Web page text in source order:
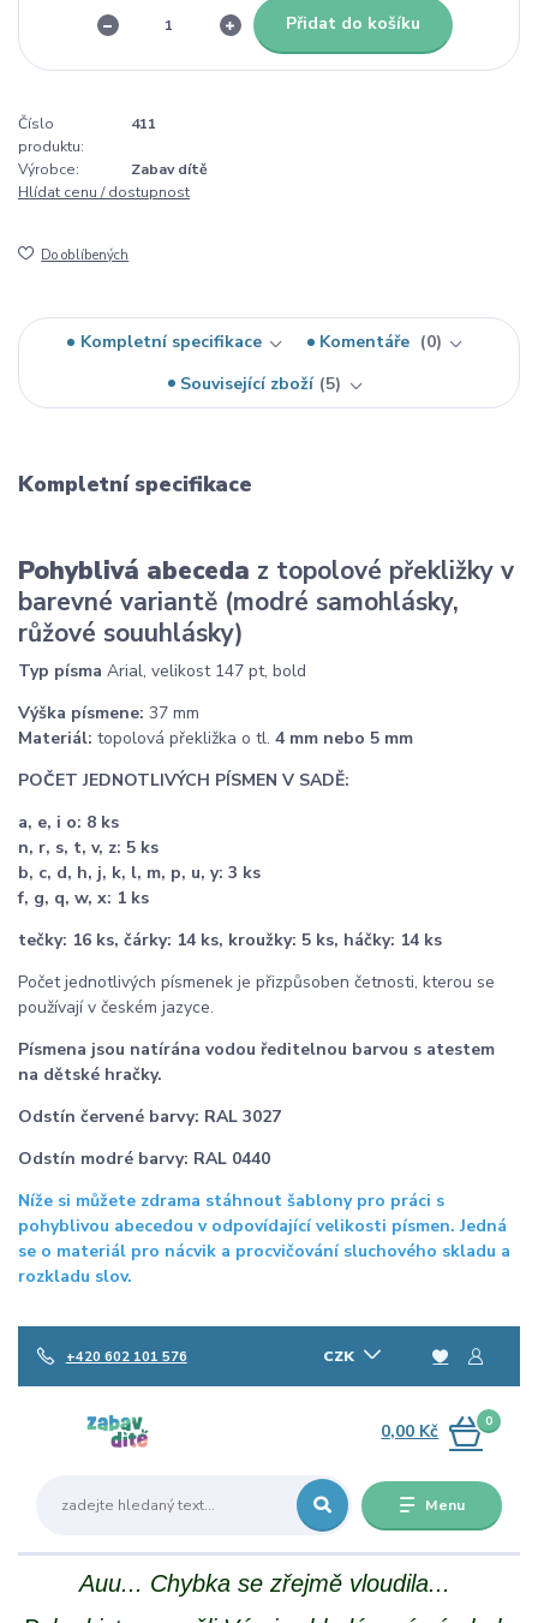
Přidat do košíku
Číslo
produktu:
411
Výrobce:
Zabav dítě
Hlídat cenu / dostupnost
Do oblíbených
Kompletní specifikace Komentáře
0
Související zboží 5
Kompletní specifikace
Pohyblivá abeceda z topolové překližky v
barevné variantě (modré samohlásky,
růžové souuhlásky)
Typ písma Arial, velikost 147 pt, bold
Výška písmene: 37 mm
Materiál: topolová překližka o tl. 4 mm nebo 5 mm
POČET JEDNOTLIVÝCH PÍSMEN V SADĚ:
a, e, i o: 8 ks
n, r, s, t, v, z: 5 ks
b, c, d, h, j, k, l, m, p, u, y: 3 ks
f, g, q, w, x: 1 ks
tečky: 16 ks, čárky: 14 ks, kroužky: 5 ks, háčky: 14 ks
Počet jednotlivých písmenek je přizpůsoben četnosti, kterou se
používají v českém jazyce.
Písmena jsou natírána vodou ředitelnou barvou s atestem
na dětské hračky.
Odstín červené barvy: RAL 3027
Odstín modré barvy: RAL 0440
Níže si můžete zdrama stáhnout šablony pro práci s
pohyblivou abecedou v odpovídající velikosti písmen. Jedná
se o materiál pro nácvik a procvičování sluchového skladu a
rozkladu slov.
Menu
CZK
+420 602 101 576
0
0,00 Kč
Auu... Chybka se zřejmě vloudila...